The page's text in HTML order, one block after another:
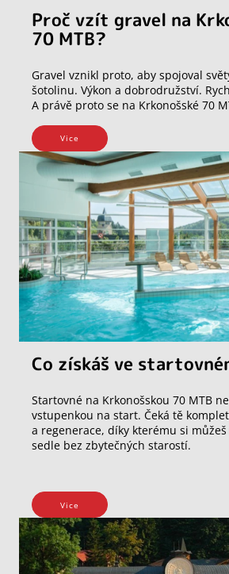
Proč vzít gravel na
70 MTB?
Gravel vznikl proto, aby spojoval
šotolinu. Výkon a dobrodružství.
A právě proto se na Krkonošské 70
Vice
Co získáš ve
Startovné na Krkonošskou 70 MTB
vstupenkou na start. Čeká tě
a regenerace, díky kterému si
sedle bez zbytečných starostí.
Vice